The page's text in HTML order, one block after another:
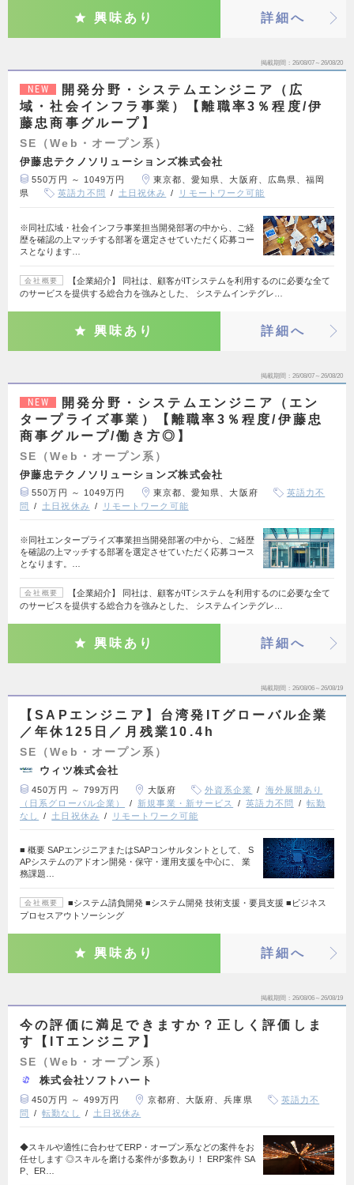
興味あり 詳細へ
掲載期間 26/08/07～26/08/20
NEW
開発分野・システムエンジニア（広
域・社会インフラ事業）【離職率3％程度/伊
藤忠商事グループ】
SE（Web・オープン系）
伊藤忠テクノソリューションズ株式会社
550万円 ～ 1049万円
東京都、愛知県、大阪府、広島県、福岡
県
英語力不問 土日祝休み リモートワーク可能
※同社広域・社会インフラ事業担当開発部署の中から、ご経
歴を確認の上マッチする部署を選定させていただく応募コー
スとなります…
会社概要
【企業紹介】 同社は、顧客がITシステムを利用するのに必要な全て
のサービスを提供する総合力を強みとした、 システムインテグレ…
興味あり 詳細へ
掲載期間 26/08/07～26/08/20
NEW
開発分野・システムエンジニア（エン
タープライズ事業）【離職率3％程度/伊藤忠
商事グループ/働き方◎】
SE（Web・オープン系）
伊藤忠テクノソリューションズ株式会社
550万円 ～ 1049万円 東京都、愛知県、大阪府
英語力不
問
土日祝休み リモートワーク可能
※同社エンタープライズ事業担当開発部署の中から、ご経歴
を確認の上マッチする部署を選定させていただく応募コース
となります。…
会社概要
【企業紹介】 同社は、顧客がITシステムを利用するのに必要な全て
のサービスを提供する総合力を強みとした、 システムインテグレ…
興味あり 詳細へ
掲載期間 26/08/06～26/08/19
【SAPエンジニア】台湾発ITグローバル企業
／年休125日／月残業10.4h
SE（Web・オープン系）
ウィツ株式会社
450万円 ～ 799万円 大阪府 外資系企業
海外展開あり
（日系グローバル企業）
新規事業・新サービス 英語力不問
転勤
なし
土日祝休み リモートワーク可能
■ 概要 SAPエンジニアまたはSAPコンサルタントとして、 S
APシステムのアドオン開発・保守・運用支援を中心に、 業
務課題…
会社概要
■システム請負開発 ■システム開発 技術支援・要員支援 ■ビジネス
プロセスアウトソーシング
興味あり 詳細へ
掲載期間 26/08/06～26/08/19
今の評価に満足できますか？正しく評価しま
す【ITエンジニア】
SE（Web・オープン系）
株式会社ソフトハート
450万円 ～ 499万円 京都府、大阪府、兵庫県
英語力不
問
転勤なし 土日祝休み
◆スキルや適性に合わせてERP・オープン系などの案件をお
任せします ◎スキルを磨ける案件が多数あり！ ERP案件 SA
P、ER…